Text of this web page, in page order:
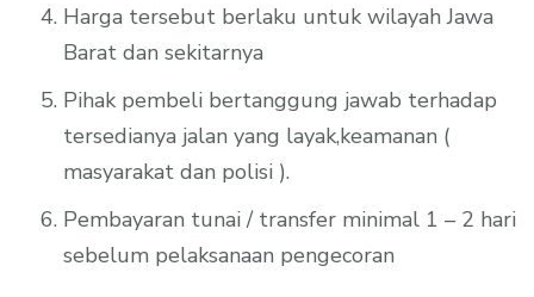
Harga tersebut berlaku untuk wilayah Jawa
Barat dan sekitarnya
Pihak pembeli bertanggung jawab terhadap
tersedianya jalan yang layak,keamanan (
masyarakat dan polisi ).
Pembayaran tunai / transfer minimal 1 – 2 hari
sebelum pelaksanaan pengecoran